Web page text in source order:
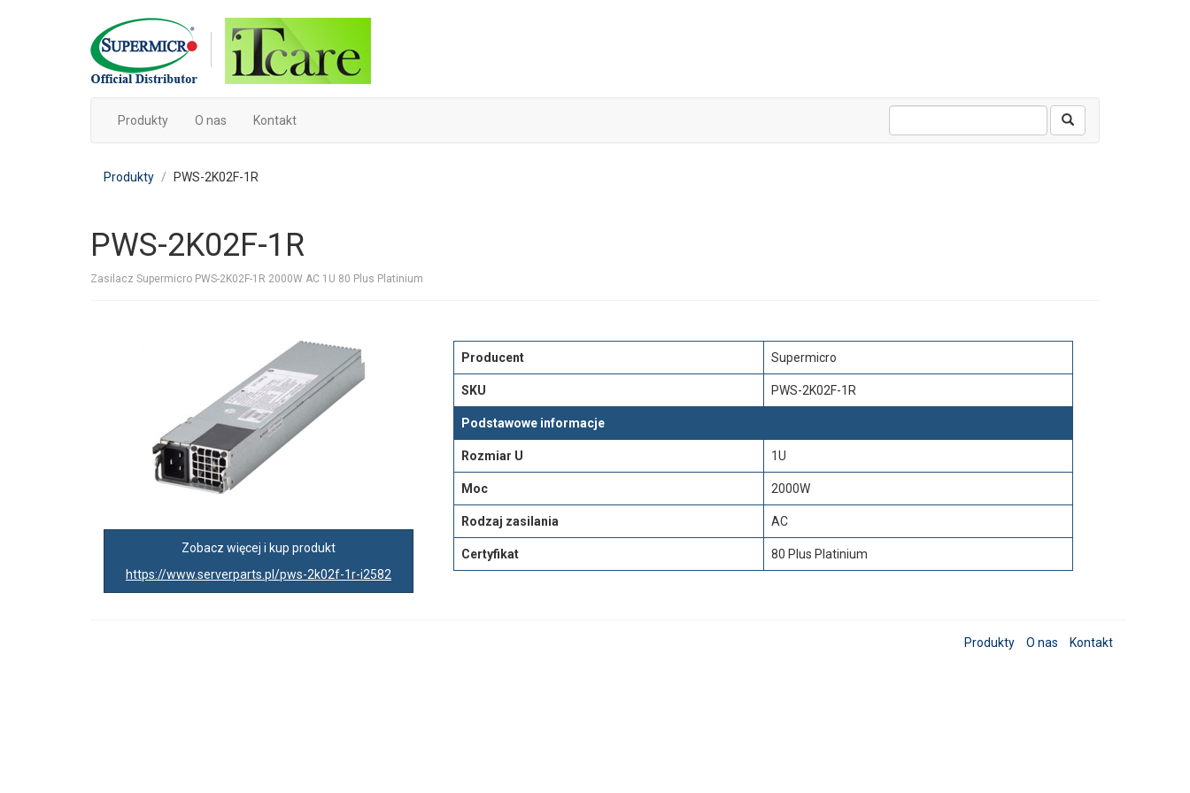
Produkty O nas Kontakt
Produkty PWS-2K02F-1R
PWS-2K02F-1R
Zasilacz Supermicro PWS-2K02F-1R 2000W AC 1U 80 Plus Platinium
Zobacz więcej i kup produkt
https://www.serverparts.pl/pws-2k02f-1r-i2582
Producent Supermicro
SKU PWS-2K02F-1R
Podstawowe informacje
Rozmiar U 1U
Moc 2000W
Rodzaj zasilania AC
Certyfikat 80 Plus Platinium
Produkty O nas Kontakt